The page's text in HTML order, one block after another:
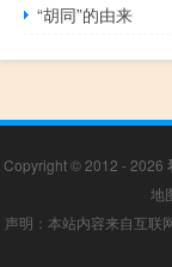
“胡同”的由来
Copyright © 2012 - 2026
地
声明：本站内容来自互联